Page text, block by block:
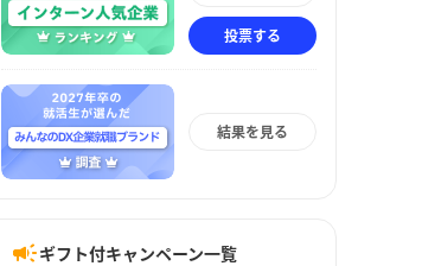
投票する
結果を見る
ギフト付キャンペーン一覧